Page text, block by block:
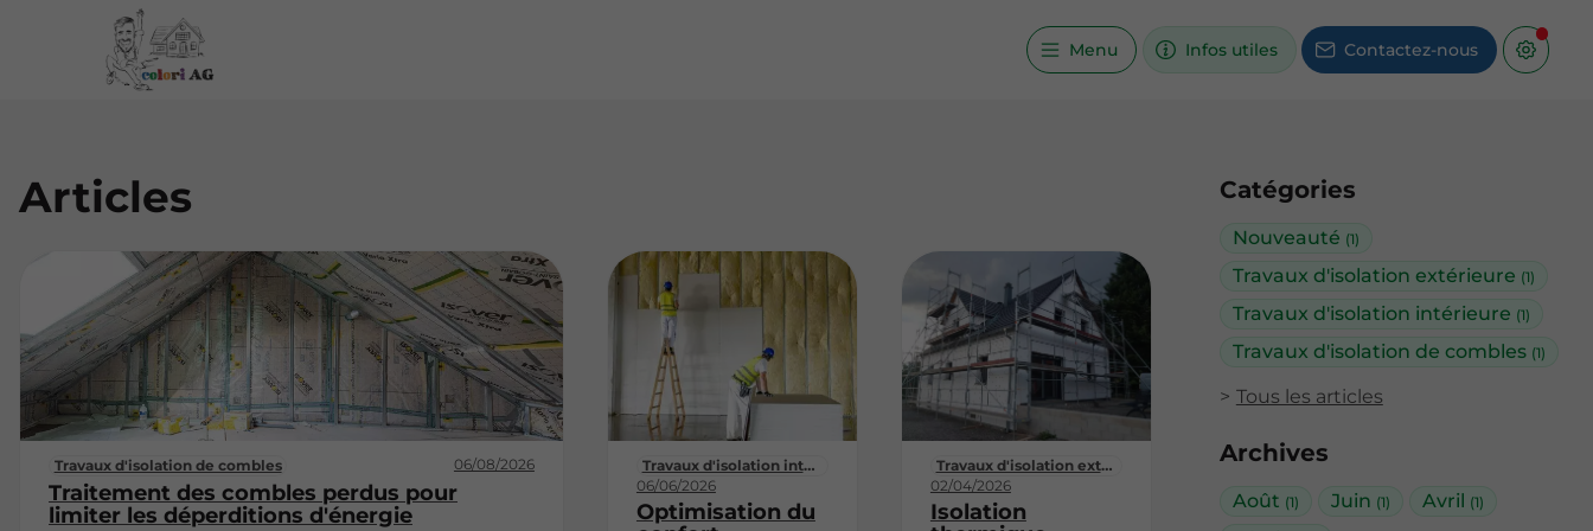
Menu Infos utiles Contactez-nous
Catégories
Nouveauté (1)
Travaux d'isolation extérieure (1)
Travaux d'isolation intérieure (1)
Travaux d'isolation de combles (1)
Tous les articles
Archives
Août (1) Juin (1) Avril (1)
Articles
Travaux d'isolation de combles 06/08/2026
Traitement des combles perdus pour
limiter les déperditions d'énergie
Travaux d'isolation intérieure
06/06/2026
Optimisation du
Travaux d'isolation extérieure
02/04/2026
Isolation